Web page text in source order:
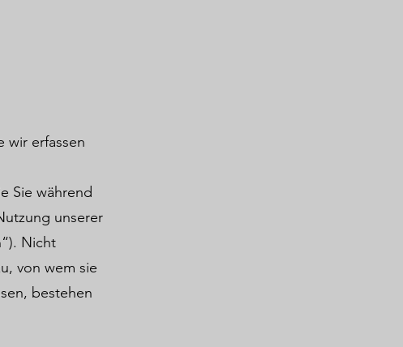
wir erfassen
Sie während
unserer
Nicht
von wem sie
bestehen